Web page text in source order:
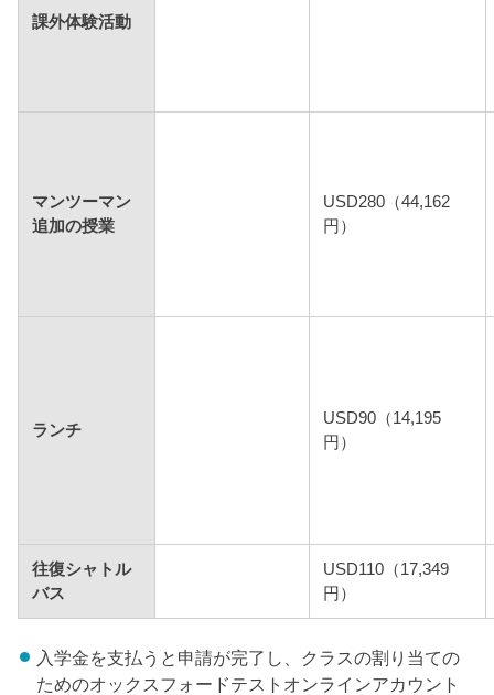
課外体験活動
マンツーマン
追加の授業
USD280（44,162
円）
ランチ
USD90（14,195
円）
往復シャトル
バス
USD110（17,349
円）
入学金を支払うと申請が完了し、クラスの割り当ての
ためのオックスフォードテストオンラインアカウント